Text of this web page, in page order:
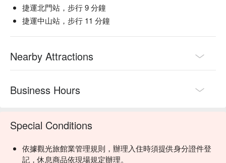
捷運北門站，步行 9 分鐘
捷運中山站，步行 11 分鐘
Nearby Attractions
Business Hours
Special Conditions
依據觀光旅館業管理規則，辦理入住時須提供身分證件登
記，休息商品依現場規定辦理。